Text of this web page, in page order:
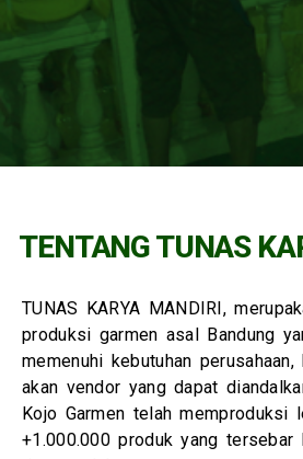
TENTANG TUNAS
TUNAS KARYA MANDIRI,
produksi garmen asal Bandung
memenuhi kebutuhan
akan vendor yang dapat
Kojo Garmen telah memproduksi
+1.000.000 produk yang tersebar